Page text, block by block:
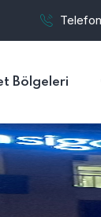
Telefon
Bölgeleri